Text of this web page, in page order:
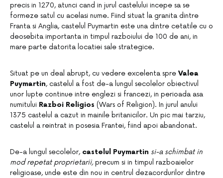
precis in 1270, atunci cand in jurul castelului incepe sa se
formeze satul cu acelasi nume. Fiind situat la granita dintre
Franta si Anglia, castelul Puymartin este una dintre cetatile cu o
deosebita importanta in timpul razboiului de 100 de ani, in
mare parte datorita locatiei sale strategice.
Situat pe un deal abrupt, cu vedere excelenta spre Valea
Puymartin, castelul a fost de-a lungul secolelor obiectivul
unor lupte continue intre englezi si francezi, in perioada asa
numitului Razboi Religios (Wars of Religion). In jurul anului
1375 castelul a cazut in mainile britanicilor. Un pic mai tarziu,
castelul a reintrat in posesia Frantei, fiind apoi abandonat.
De-a lungul secolelor, castelul Puymartin si-a schimbat in
mod repetat proprietarii,precum si in timpul razboaielor
religioase, unde este din nou in centrul dezacordurilor dintre